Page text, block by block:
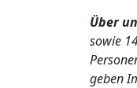
Über
sowie
geben